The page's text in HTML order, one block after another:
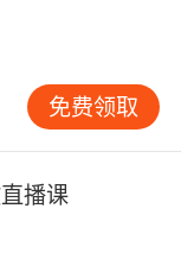
免费领取
播课